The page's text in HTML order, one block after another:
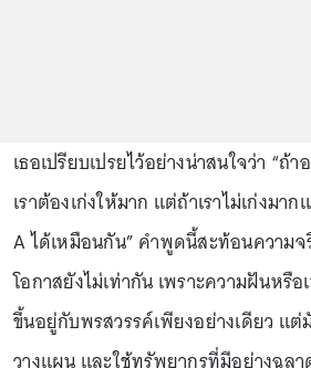
เธอเปรียบเปรยไว้อย่างน่าสนใจว่า “ถ้
เราต้องเก่งให้มาก แต่ถ้าเราไม่เก่งมาก
A ได้เหมือนกัน” คำพูดนี้สะท้อนความ
โอกาสยังไม่เท่ากัน เพราะความฝันหรื
ขึ้นอยู่กับพรสวรรค์เพียงอย่างเดียว แต่
วางแผน และใช้ทรัพยากรที่มีอย่างฉล